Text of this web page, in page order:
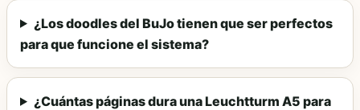
¿Los doodles del BuJo tienen que ser perfectos
para que funcione el sistema?
¿Cuántas páginas dura una Leuchtturm A5 para